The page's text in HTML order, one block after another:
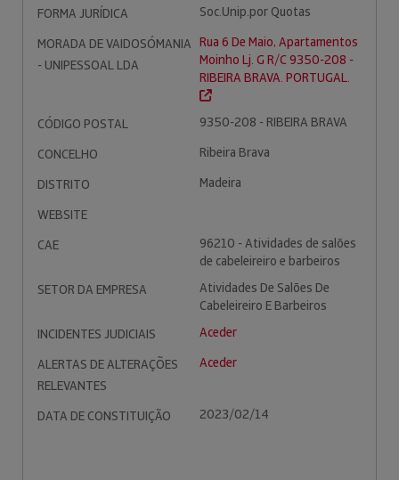
FORMA JURÍDICA
Soc.Unip.por Quotas
MORADA DE VAIDOSÓMANIA
- UNIPESSOAL LDA
Rua 6 De Maio, Apartamentos
Moinho Lj. G R/C 9350-208 -
RIBEIRA BRAVA. PORTUGAL.
CÓDIGO POSTAL
9350-208 - RIBEIRA BRAVA
CONCELHO
Ribeira Brava
DISTRITO
Madeira
WEBSITE
CAE
96210 - Atividades de salões
de cabeleireiro e barbeiros
SETOR DA EMPRESA
Atividades De Salões De
Cabeleireiro E Barbeiros
INCIDENTES JUDICIAIS
Aceder
ALERTAS DE ALTERAÇÕES
RELEVANTES
Aceder
DATA DE CONSTITUIÇÃO 2023/02/14